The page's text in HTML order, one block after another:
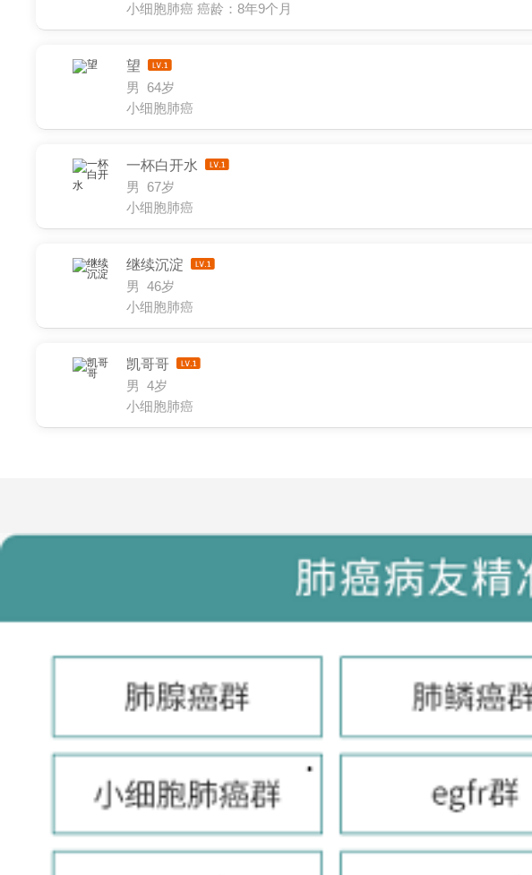
小细胞肺癌 癌龄：8年9个月
望
男 64岁
小细胞肺癌
一杯白开水
男 67岁
小细胞肺癌
继续沉淀
男 46岁
小细胞肺癌
凯哥哥
男 4岁
小细胞肺癌